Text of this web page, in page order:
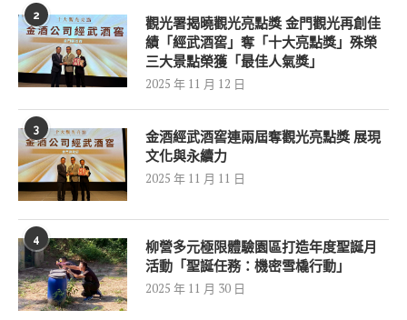
2
觀光署揭曉觀光亮點獎 金門觀光再創佳
績「經武酒窖」奪「十大亮點獎」殊榮
三大景點榮獲「最佳人氣獎」
2025 年 11 月 12 日
3
金酒經武酒窖連兩屆奪觀光亮點獎 展現
文化與永續力
2025 年 11 月 11 日
4
柳營多元極限體驗園區打造年度聖誕月
活動「聖誕任務：機密雪橇行動」
2025 年 11 月 30 日